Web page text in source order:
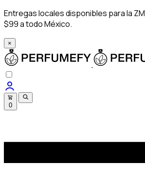
Entregas locales disponibles para la
$99 a todo México.
×
0